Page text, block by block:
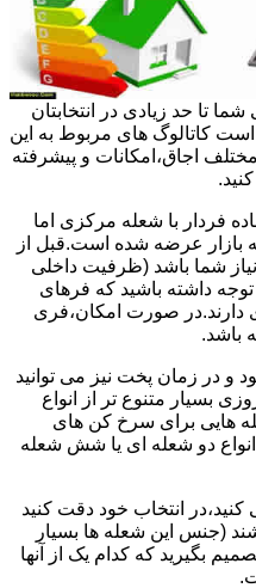
تا حد زیادی در انتخابتان
است کاتالوگ های مربوط به این
اجاق،امکانات و پیشرفته
فردار با شعله مرکزی اما
بازار عرضه شده است.قبل از
شما باشد (ظرفیت داخلی
توجه داشته باشید که فرهای
صورت امکان،فری
باشد.
در زمان پخت نیز می توانید
بسیار متنوع تر از انواع
هایی برای سرخ کن های
دو شعله ای یا شش شعله
کنید،در انتخاب خود دقت کنید
(جنس این شعله ها بسیار
بگیرید که کدام یک از آنها